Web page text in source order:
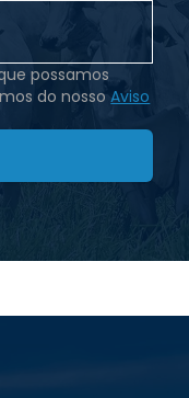
possamos
do nossoAviso